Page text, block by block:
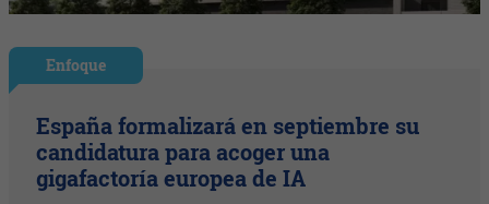
Enfoque
España formalizará en septiembre su
candidatura para acoger una
gigafactoría europea de IA